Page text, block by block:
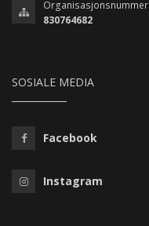
Organisasjonsnummer
830764682
SOSIALE MEDIA
Facebook
Instagram